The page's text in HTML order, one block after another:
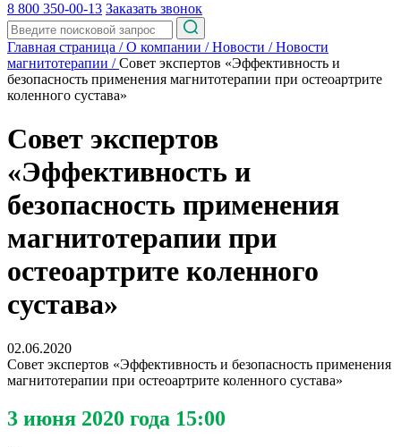
8 800 350-00-13 Заказать звонок
Главная страница /О компании /Новости /Новости
магнитотерапии /Совет экспертов «Эффективность и
безопасность применения магнитотерапии при остеоартрите
коленного сустава»
Совет экспертов
«Эффективность и
безопасность применения
магнитотерапии при
остеоартрите коленного
сустава»
02.06.2020
Совет экспертов «Эффективность и безопасность применения
магнитотерапии при остеоартрите коленного сустава»
3 июня 2020 года 15:00